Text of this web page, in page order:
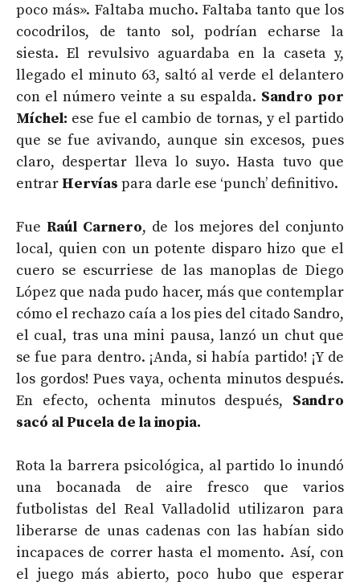
poco más». Faltaba mucho. Faltaba tanto que los
cocodrilos, de tanto sol, podrían echarse la
siesta. El revulsivo aguardaba en la caseta y,
llegado el minuto 63, saltó al verde el delantero
con el número veinte a su espalda. Sandro por
Míchel: ese fue el cambio de tornas, y el partido
que se fue avivando, aunque sin excesos, pues
claro, despertar lleva lo suyo. Hasta tuvo que
entrar Hervías para darle ese ‘punch’ definitivo.
Fue Raúl Carnero, de los mejores del conjunto
local, quien con un potente disparo hizo que el
cuero se escurriese de las manoplas de Diego
López que nada pudo hacer, más que contemplar
cómo el rechazo caía a los pies del citado Sandro,
el cual, tras una mini pausa, lanzó un chut que
se fue para dentro. ¡Anda, si había partido! ¡Y de
los gordos! Pues vaya, ochenta minutos después.
En efecto, ochenta minutos después, Sandro
sacó al Pucela de la inopia.
Rota la barrera psicológica, al partido lo inundó
una bocanada de aire fresco que varios
futbolistas del Real Valladolid utilizaron para
liberarse de unas cadenas con las habían sido
incapaces de correr hasta el momento. Así, con
el juego más abierto, poco hubo que esperar